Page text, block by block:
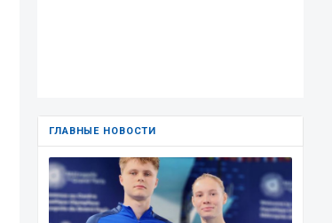
ГЛАВНЫЕ НОВОСТИ